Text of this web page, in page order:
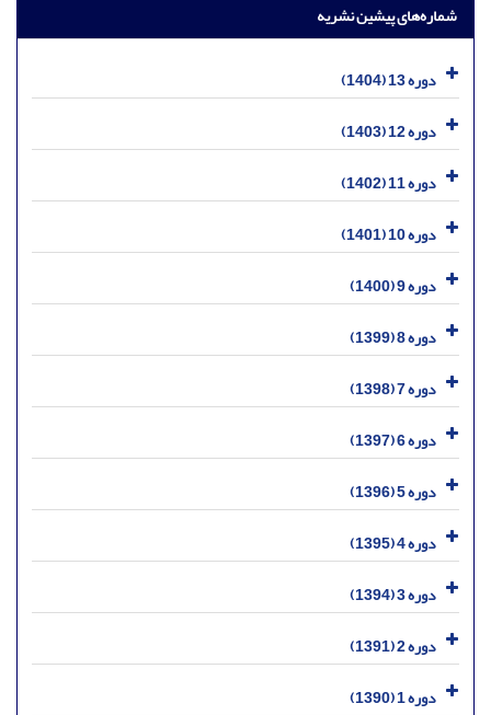
شماره‌های پیشین نشریه
دوره 13 (1404)
دوره 12 (1403)
دوره 11 (1402)
دوره 10 (1401)
دوره 9 (1400)
دوره 8 (1399)
دوره 7 (1398)
دوره 6 (1397)
دوره 5 (1396)
دوره 4 (1395)
دوره 3 (1394)
دوره 2 (1391)
دوره 1 (1390)